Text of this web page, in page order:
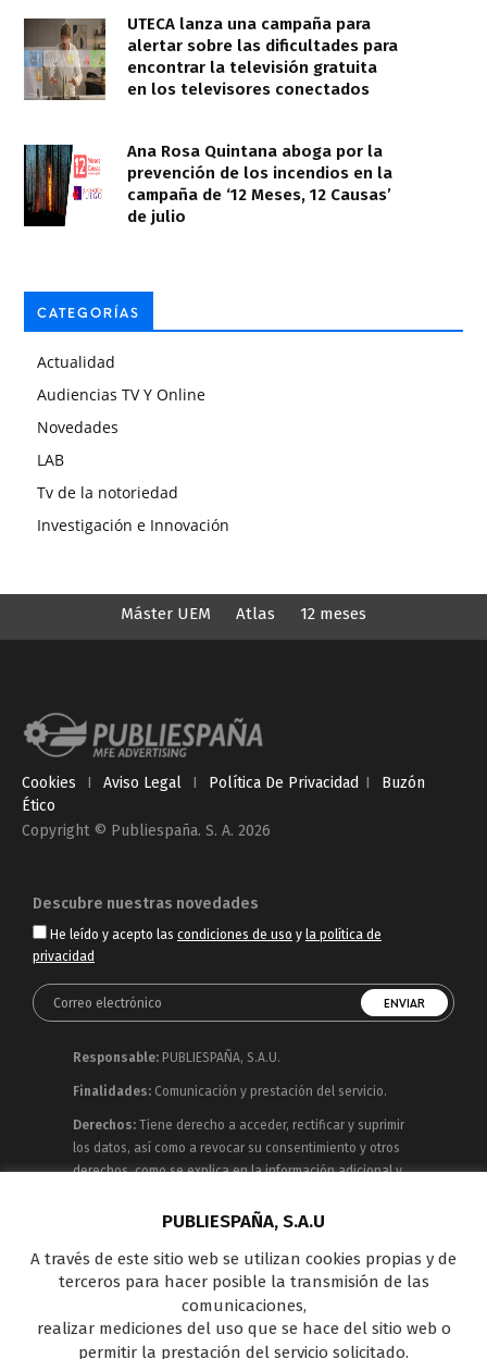
UTECA lanza una campaña para
alertar sobre las dificultades para
encontrar la televisión gratuita
en los televisores conectados
Ana Rosa Quintana aboga por la
prevención de los incendios en la
campaña de ‘12 Meses, 12 Causas’
de julio
CATEGORÍAS
Actualidad
Audiencias TV Y Online
Novedades
LAB
Tv de la notoriedad
Investigación e Innovación
Máster UEM Atlas 12 meses
Cookies I Aviso Legal I Política De Privacidad I
Buzón
Ético
Copyright © Publiespaña. S. A. 2026
Descubre nuestras novedades
He leído y acepto las condiciones de uso y la política de
privacidad
Responsable: PUBLIESPAÑA, S.A.U.
Finalidades: Comunicación y prestación del servicio.
Derechos: Tiene derecho a acceder, rectificar y suprimir
los datos, así como a revocar su consentimiento y otros
derechos, como se explica en la información adicional y
Publiespaña es empresa de Mediaset España
concesionaria del espacio publicitario de sus siete
canales en abierto: Telecinco, Cuatro, Factoría de Ficción,
Boing, Divinity , Energy y Be Mad, así como de una amplia
oferta en el panorama de medios y con una gran
PUBLIESPAÑA, S.A.U
A través de este sitio web se utilizan cookies propias y de
terceros para hacer posible la transmisión de las
comunicaciones,
realizar mediciones del uso que se hace del sitio web o
permitir la prestación del servicio solicitado.